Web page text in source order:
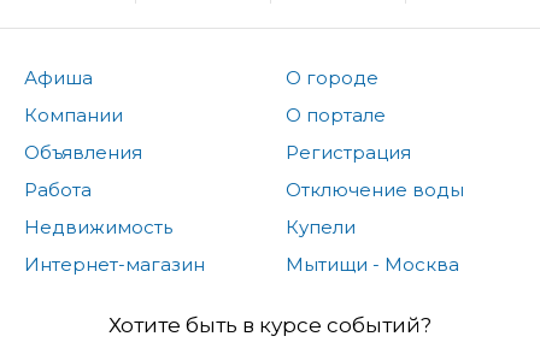
Афиша
Компании
Объявления
Работа
Недвижимость
Интернет-магазин
О городе
О портале
Регистрация
Отключение воды
Купели
Мытищи - Москва
Хотите быть в курсе событий?